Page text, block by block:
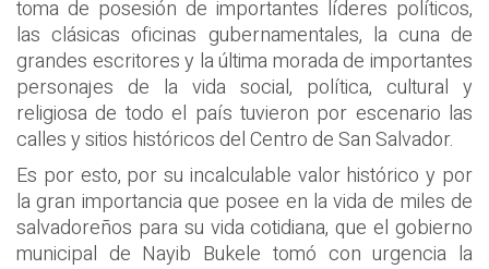
toma de posesión de importantes líderes políticos,
las clásicas oficinas gubernamentales, la cuna de
grandes escritores y la última morada de importantes
personajes de la vida social, política, cultural y
religiosa de todo el país tuvieron por escenario las
calles y sitios históricos del Centro de San Salvador.
Es por esto, por su incalculable valor histórico y por
la gran importancia que posee en la vida de miles de
salvadoreños para su vida cotidiana, que el gobierno
municipal de Nayib Bukele tomó con urgencia la